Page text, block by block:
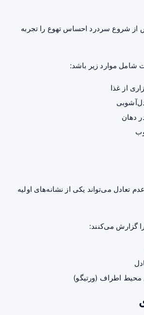
از شروع سردرد احساس تهوع را تجربه
موارد زیر باشد:
از غذا
دهان
می‌تواند یکی از نشانه‌های اولیه
گزارش می‌کنند:
اطراف (ورتیگو)